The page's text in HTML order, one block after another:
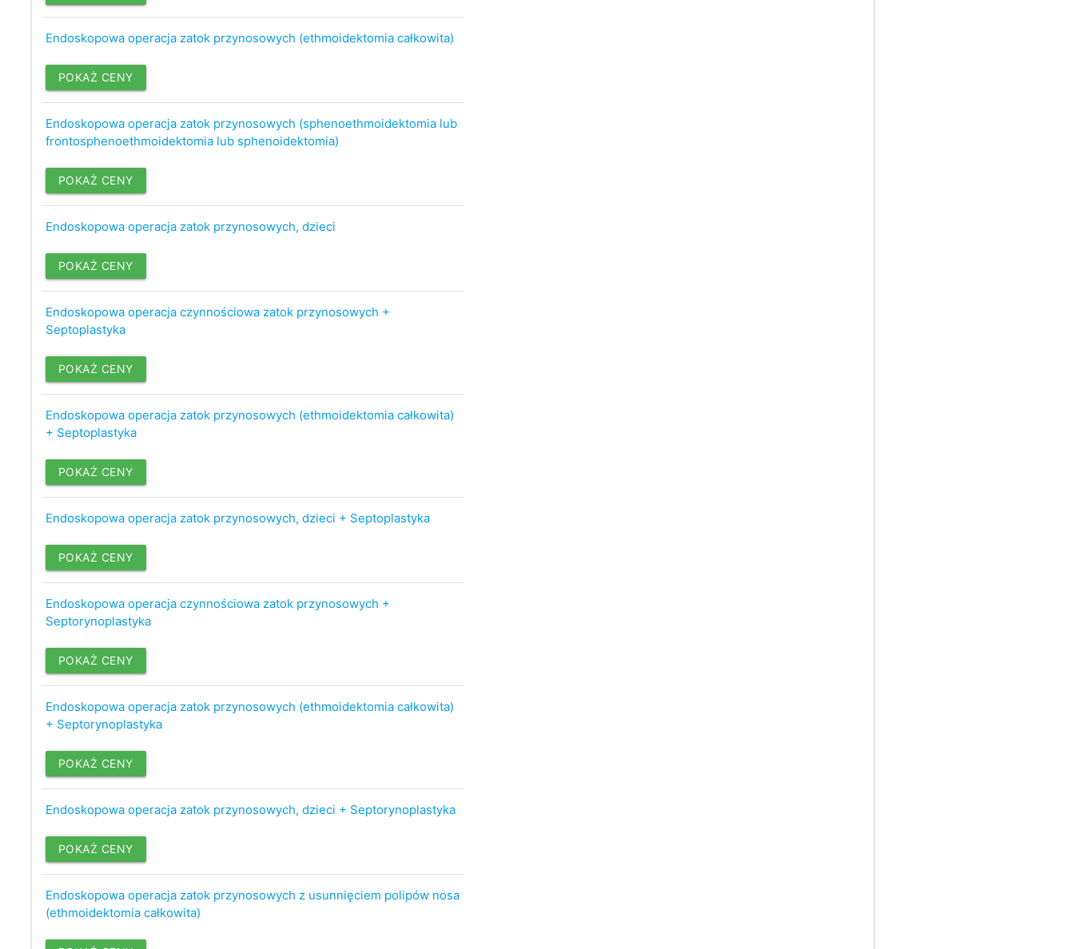
Endoskopowa operacja zatok przynosowych (ethmoidektomia całkowita)
POKAŻ CENY
Endoskopowa operacja zatok przynosowych (sphenoethmoidektomia lub
frontosphenoethmoidektomia lub sphenoidektomia)
POKAŻ CENY
Endoskopowa operacja zatok przynosowych, dzieci
POKAŻ CENY
Endoskopowa operacja czynnościowa zatok przynosowych +
Septoplastyka
POKAŻ CENY
Endoskopowa operacja zatok przynosowych (ethmoidektomia całkowita)
+ Septoplastyka
POKAŻ CENY
Endoskopowa operacja zatok przynosowych, dzieci + Septoplastyka
POKAŻ CENY
Endoskopowa operacja czynnościowa zatok przynosowych +
Septorynoplastyka
POKAŻ CENY
Endoskopowa operacja zatok przynosowych (ethmoidektomia całkowita)
+ Septorynoplastyka
POKAŻ CENY
Endoskopowa operacja zatok przynosowych, dzieci + Septorynoplastyka
POKAŻ CENY
Endoskopowa operacja zatok przynosowych z usunnięciem polipów nosa
(ethmoidektomia całkowita)